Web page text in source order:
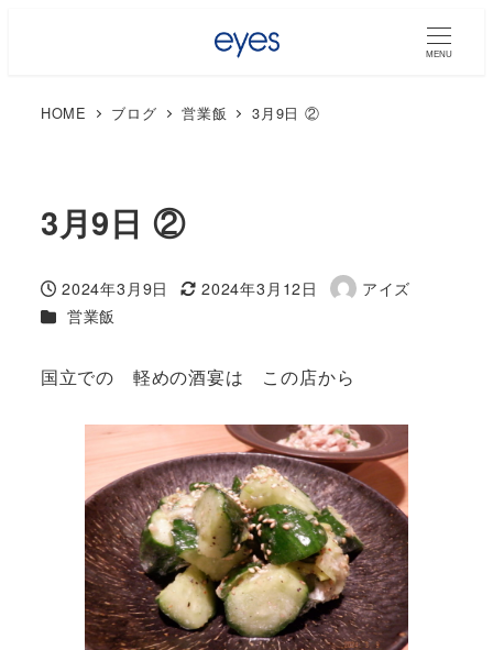
MENU
HOME ブログ 営業飯 3月9日 ②
3月9日 ②
投稿日
2024年3月9日
更新日
2024年3月12日
著
アイズ
カテゴリー
営業飯
国立での 軽めの酒宴は この店から